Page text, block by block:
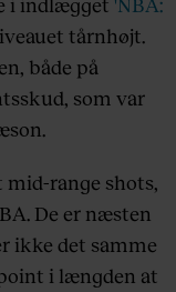
tårnhøjt.
både på
som var
mid-range shots,
De er næsten
ikke det samme
i længden at